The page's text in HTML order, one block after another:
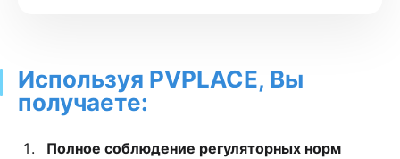
Используя PVPLACE, Вы
получаете:
Полное соблюдение регуляторных норм